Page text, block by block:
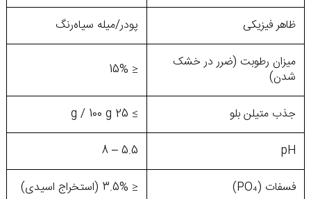
ظاهر فیزیکی
پودر/میله سیاه‌رنگ
میزان رطوبت (ضرر در خشک
شدن)
≤ 15%
جذب متیلن بلو
≥ 25 g / 100 g
pH
5.5 – 8
فسفات (PO₄)
≤ 3.5% (استخراج اسیدی)